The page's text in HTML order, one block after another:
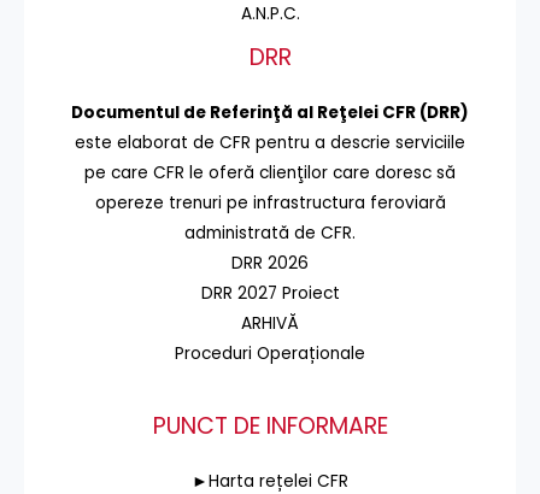
A.N.P.C.
DRR
Documentul de Referinţă al Reţelei CFR (DRR)
este elaborat de CFR pentru a descrie serviciile
pe care CFR le oferă clienţilor care doresc să
opereze trenuri pe infrastructura feroviară
administrată de CFR.
DRR 2026
DRR 2027 Proiect
ARHIVĂ
Proceduri Operaționale
PUNCT DE INFORMARE
►Harta rețelei CFR